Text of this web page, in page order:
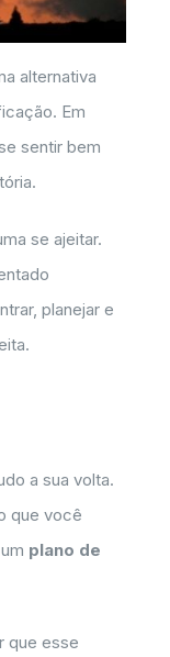
alternativa
Em
sentir bem
se ajeitar.
planejar e
a sua volta.
que você
plano de
que esse